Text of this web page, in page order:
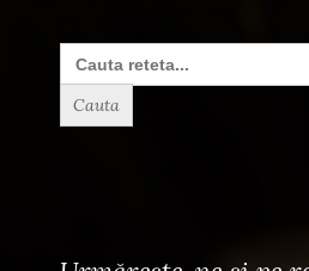
Search
for: